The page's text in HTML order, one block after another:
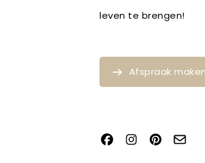
leven te brengen!
Afspraak